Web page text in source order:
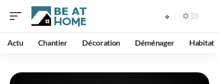
Actu Chantier Décoration Déménager Habitat